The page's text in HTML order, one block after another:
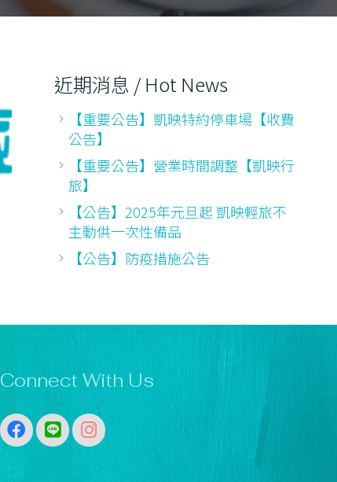
近期消息 / Hot News
【重要公告】凱映特約停車場【收費
公告】
【重要公告】營業時間調整【凱映行
旅】
【公告】2025年元旦起 凱映輕旅不
主動供一次性備品
【公告】防疫措施公告
Connect With Us